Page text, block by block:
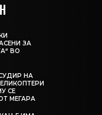
ЗА
ВО
НА
СЕ
МЕГАРА